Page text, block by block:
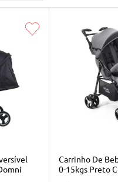
Carrinho De Bebê Passeio Flick
0-15kgs Preto